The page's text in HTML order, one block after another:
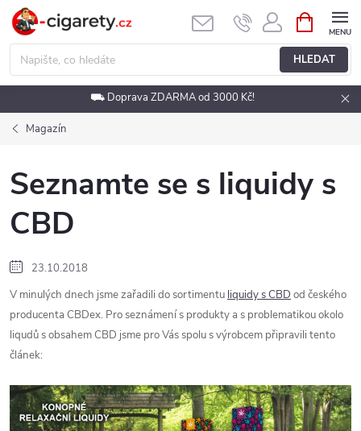
Přejít
obsah
HLEDAT
NÁKUPNÍ
KOŠÍK
⛟ Doprava ZDARMA od 3000 Kč!
Magazín
Seznamte se s liquidy s
CBD
23.10.2018
V minulých dnech jsme zařadili do sortimentu liquidy s CBD od českého
producenta CBDex. Pro seznámení s produkty a s problematikou okolo
liqudů s obsahem CBD jsme pro Vás spolu s výrobcem připravili tento
článek: